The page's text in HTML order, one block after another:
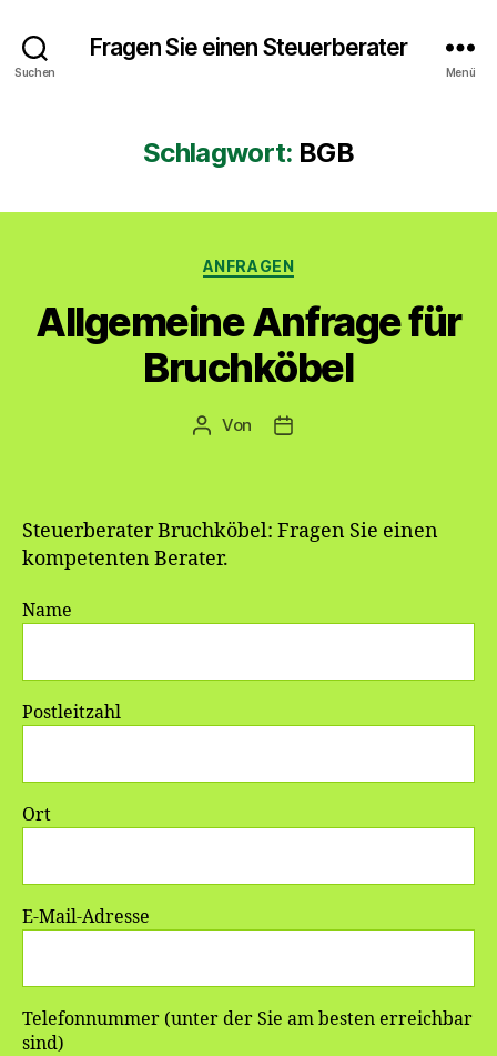
Suchen
Fragen Sie einen Steuerberater
Menü
Schlagwort: BGB
Kategorien
ANFRAGEN
Allgemeine Anfrage für
Bruchköbel
Beitragsautor
Von Veröffentlichungsdatum
Steuerberater Bruchköbel: Fragen Sie einen
kompetenten Berater.
Name
Postleitzahl
Ort
E-Mail-Adresse
Telefonnummer (unter der Sie am besten erreichbar
sind)